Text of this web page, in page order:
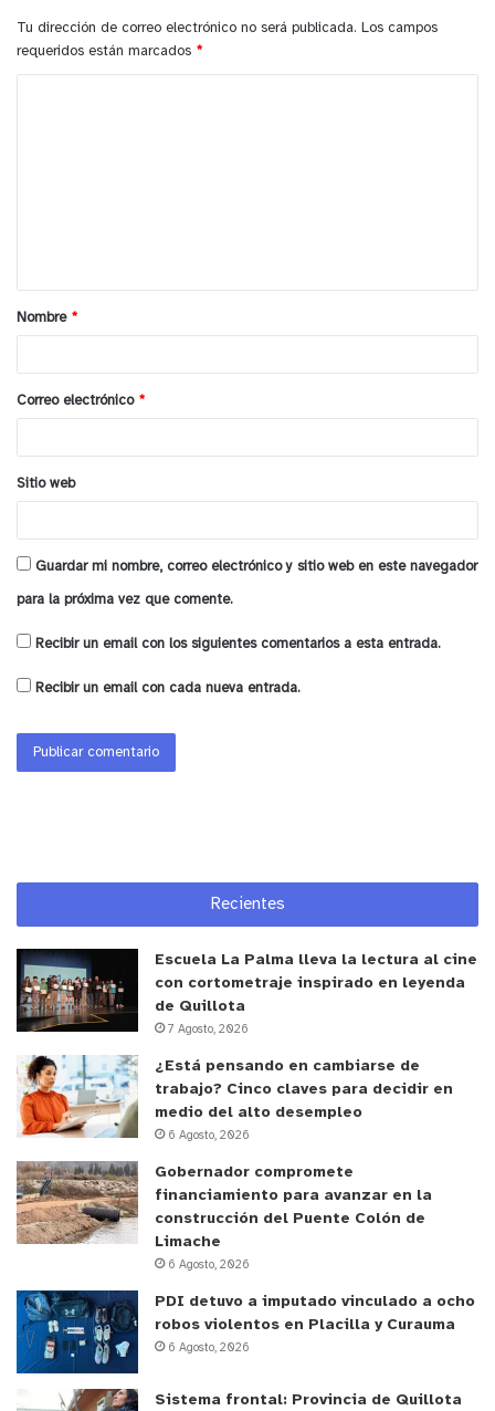
y tú, ¿qué opinas?
Tu dirección de correo electrónico no será publicada. Los campos
requeridos están marcados *
a
r
*
Nombre *
Correo electrónico *
Sitio web
Guardar mi nombre, correo electrónico y sitio web en este navegador
para la próxima vez que comente.
Recibir un email con los siguientes comentarios a esta entrada.
Recibir un email con cada nueva entrada.
Recientes
Escuela La Palma lleva la lectura al cine
con cortometraje inspirado en leyenda
de Quillota
7 Agosto, 2026
¿Está pensando en cambiarse de
trabajo? Cinco claves para decidir en
medio del alto desempleo
6 Agosto, 2026
Gobernador compromete
financiamiento para avanzar en la
construcción del Puente Colón de
Limache
6 Agosto, 2026
PDI detuvo a imputado vinculado a ocho
robos violentos en Placilla y Curauma
6 Agosto, 2026
Sistema frontal: Provincia de Quillota